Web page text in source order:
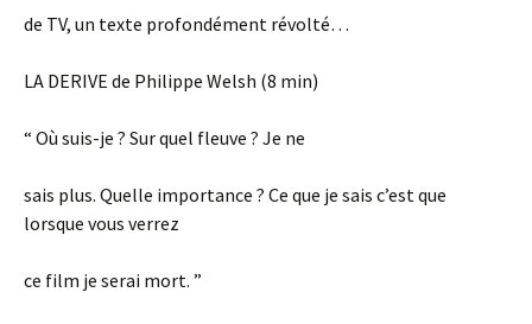
de TV, un texte profondément révolté…
LA DERIVE de Philippe Welsh (8 min)
“ Où suis-je ? Sur quel fleuve ? Je ne
sais plus. Quelle importance ? Ce que je sais c’est que
lorsque vous verrez
ce film je serai mort. ”